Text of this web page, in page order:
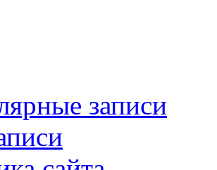
записи